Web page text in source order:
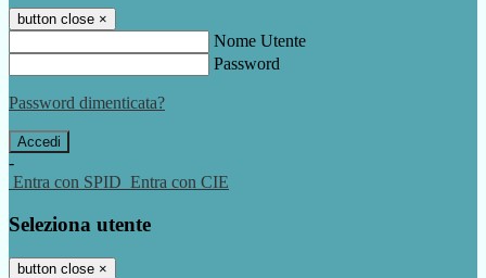
button close ×
Nome Utente
Password
Password dimenticata?
-
Entra con SPID Entra con CIE
Seleziona utente
button close ×